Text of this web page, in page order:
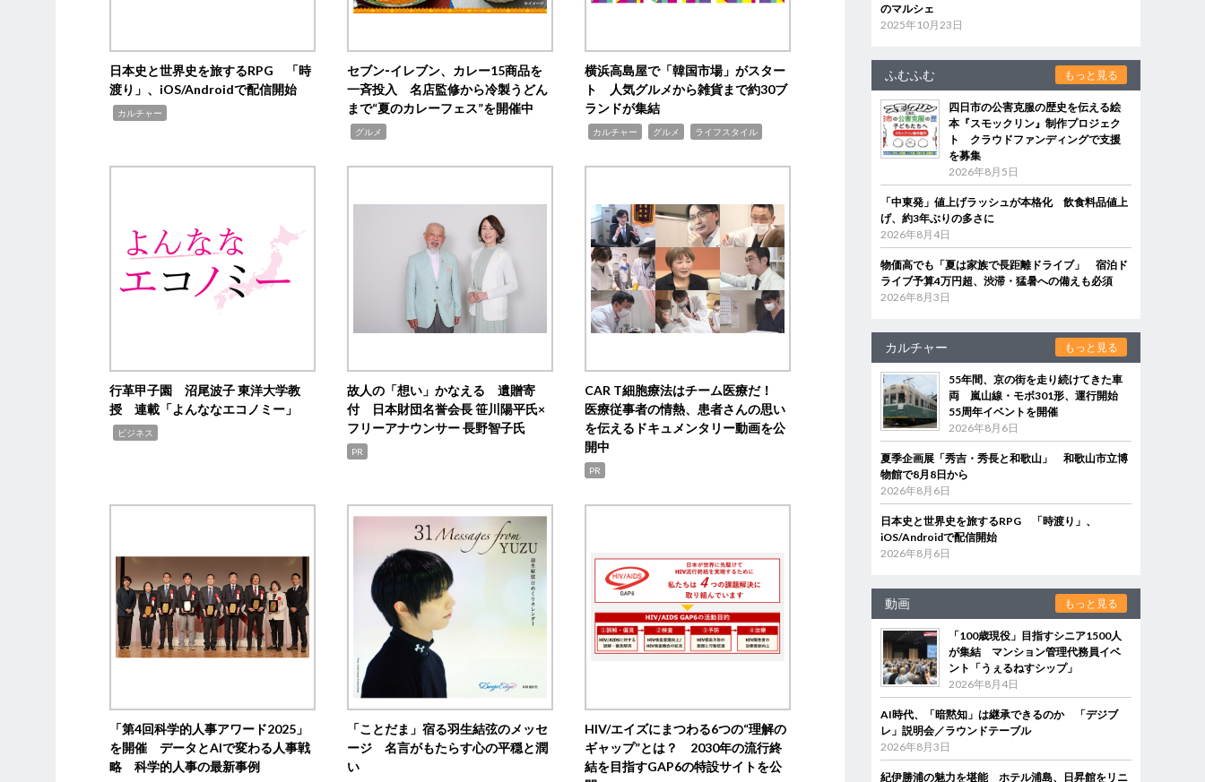
日本史と世界史を旅するRPG 「時
渡り」、iOS/Androidで配信開始
カルチャー
セブン‐イレブン、カレー15商品を
一斉投入 名店監修から冷製うどん
まで“夏のカレーフェス”を開催中
グルメ
横浜高島屋で「韓国市場」がスター
ト 人気グルメから雑貨まで約30ブ
ランドが集結
カルチャー グルメ ライフスタイル
行革甲子園 沼尾波子 東洋大学教
授 連載「よんななエコノミー」
ビジネス
故人の「想い」かなえる 遺贈寄
付 日本財団名誉会長 笹川陽平氏×
フリーアナウンサー 長野智子氏
PR
CAR T細胞療法はチーム医療だ！
医療従事者の情熱、患者さんの思い
を伝えるドキュメンタリー動画を公
開中
PR
「第4回科学的人事アワード2025」
を開催 データとAIで変わる人事戦
略 科学的人事の最新事例
「ことだま」宿る羽生結弦のメッセ
ージ 名言がもたらす心の平穏と潤
い
HIV/エイズにまつわる6つの“理解の
ギャップ”とは？ 2030年の流行終
結を目指すGAP6の特設サイトを公
のマルシェ
2025年10月23日
ふむふむ もっと見る
四日市の公害克服の歴史を伝える絵
本『スモックリン』制作プロジェク
ト クラウドファンディングで支援
を募集
2026年8月5日
「中東発」値上げラッシュが本格化 飲食料品値上
げ、約3年ぶりの多さに
2026年8月4日
物価高でも「夏は家族で長距離ドライブ」 宿泊ド
ライブ予算4万円超、渋滞・猛暑への備えも必須
2026年8月3日
カルチャー もっと見る
55年間、京の街を走り続けてきた車
両 嵐山線・モボ301形、運行開始
55周年イベントを開催
2026年8月6日
夏季企画展「秀吉・秀長と和歌山」 和歌山市立博
物館で8月8日から
2026年8月6日
日本史と世界史を旅するRPG 「時渡り」、
iOS/Androidで配信開始
2026年8月6日
動画 もっと見る
「100歳現役」目指すシニア1500人
が集結 マンション管理代務員イベ
ント「うぇるねすシップ」
2026年8月4日
AI時代、「暗黙知」は継承できるのか 「デジブ
レ」説明会／ラウンドテーブル
2026年8月3日
紀伊勝浦の魅力を堪能 ホテル浦島、日昇館をリニ